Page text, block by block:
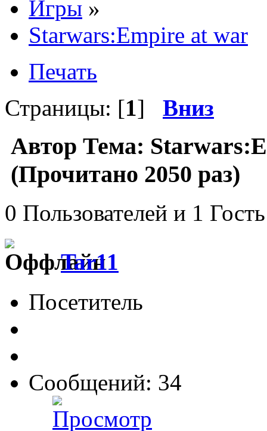
Игры »
Starwars:Empire at war
Печать
Страницы: [1] Вниз
Автор Тема:
(Прочитано 2050 раз)
0 Пользователей и 1
Tar11
Посетитель
Сообщений: 34